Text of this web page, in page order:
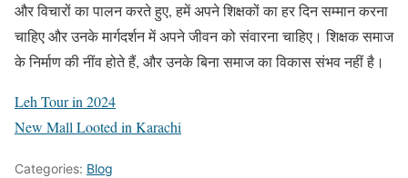
और विचारों का पालन करते हुए, हमें अपने शिक्षकों का हर दिन सम्मान करना
चाहिए और उनके मार्गदर्शन में अपने जीवन को संवारना चाहिए। शिक्षक समाज
के निर्माण की नींव होते हैं, और उनके बिना समाज का विकास संभव नहीं है।
Leh Tour in 2024
New Mall Looted in Karachi
Categories: Blog